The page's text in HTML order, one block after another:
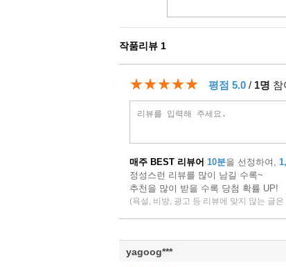
작품리뷰 1
★★★★★ 평점 5.0 / 1명 참
매주 BEST 리뷰어 10분을 선정하여,
정성스런 리뷰를 많이 남길 수록~
추천을 많이 받을 수록 당첨 확률 UP!
(욕설, 비방, 광고 등 리뷰에 맞지 않는 글
yagoog***